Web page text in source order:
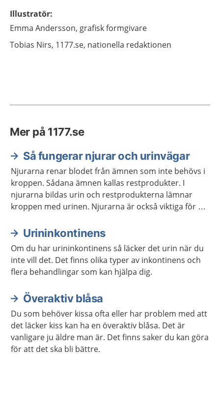
Illustratör:
Emma Andersson, grafisk formgivare
Tobias Nirs, 1177.se, nationella redaktionen
Mer på 1177.se
Så fungerar njurar och urinvägar
Njurarna renar blodet från ämnen som inte behövs i
kroppen. Sådana ämnen kallas restprodukter. I
njurarna bildas urin och restprodukterna lämnar
kroppen med urinen. Njurarna är också viktiga för att
i kroppen.
Urininkontinens
Om du har urininkontinens så läcker det urin när du
inte vill det. Det finns olika typer av inkontinens och
flera behandlingar som kan hjälpa dig.
Överaktiv blåsa
Du som behöver kissa ofta eller har problem med att
det läcker kiss kan ha en överaktiv blåsa. Det är
vanligare ju äldre man är. Det finns saker du kan göra
för att det ska bli bättre.